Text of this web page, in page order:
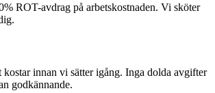
ROT-avdrag på arbetskostnaden. Vi sköter
innan vi sätter igång. Inga dolda avgifter
godkännande.